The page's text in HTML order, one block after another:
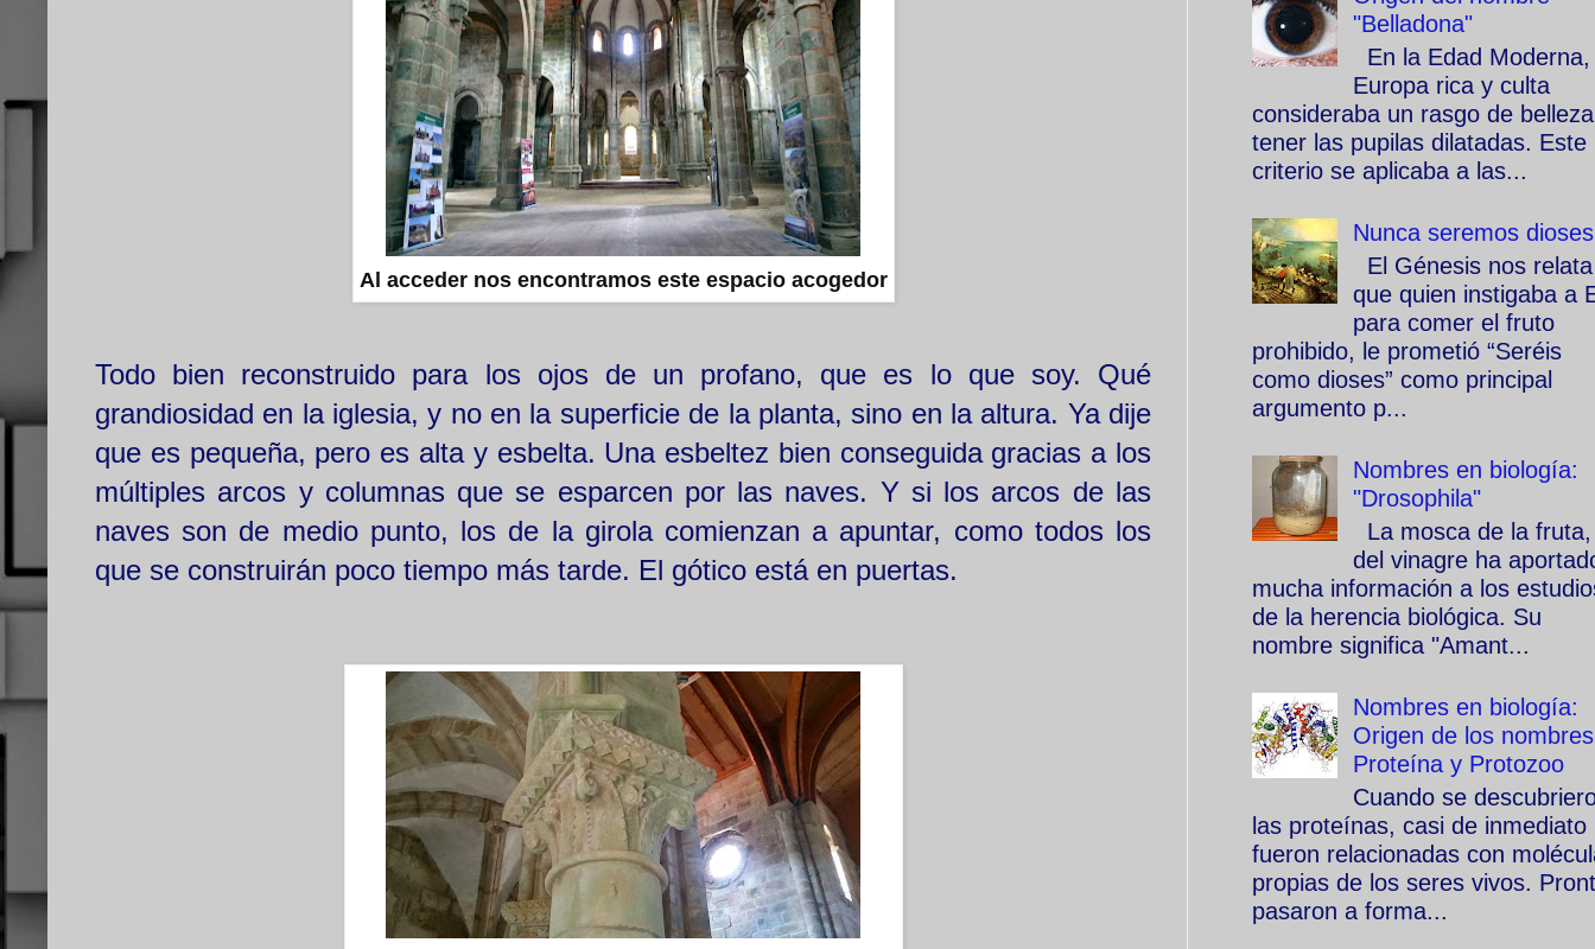
Al acceder nos encontramos este espacio acogedor
Todo bien reconstruido para los ojos de un profano, que es lo que soy. Qué
grandiosidad en la iglesia, y no en la superficie de la planta, sino en la altura. Ya dije
que es pequeña, pero es alta y esbelta. Una esbeltez bien conseguida gracias a los
múltiples arcos y columnas que se esparcen por las naves. Y si los arcos de las
naves son de medio punto, los de la girola comienzan a apuntar, como todos los
que se construirán poco tiempo más tarde. El gótico está en puertas.
"Belladona"
En la Edad Moderna,
Europa rica y culta
consideraba un rasgo de
tener las pupilas dilatadas. Este
criterio se aplicaba a las...
Nunca seremos dioses
El Génesis nos relata
que quien instigaba a
para comer el fruto
prohibido, le prometió “Seréis
como dioses” como principal
argumento p...
Nombres en biología:
"Drosophila"
La mosca de la
del vinagre ha
mucha información a los
de la herencia biológica. Su
nombre significa "Amant...
Nombres en biología:
Origen de los nombres
Proteína y Protozoo
Cuando se
las proteínas, casi de inmediato
fueron relacionadas con
propias de los seres vivos.
pasaron a forma...